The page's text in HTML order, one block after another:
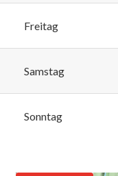
Freitag
Samstag
Sonntag